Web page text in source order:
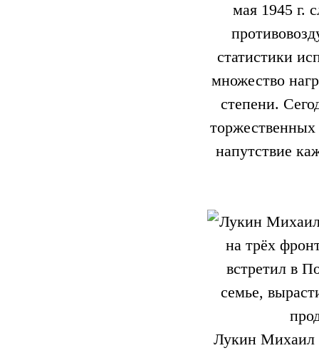
мая 1945 г.
статистики
множество
степени.
напутствие
Лукин Михаил